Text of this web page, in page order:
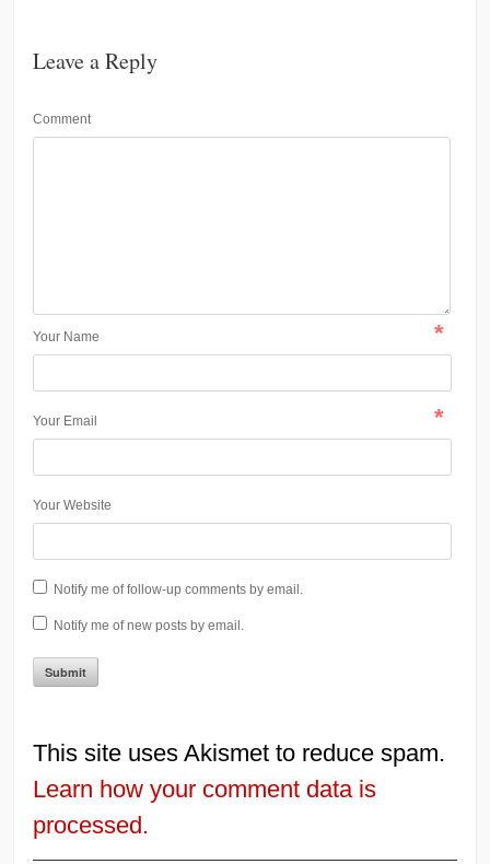
Leave a Reply
Comment
Your Name *
Your Email *
Your Website
Notify me of follow-up comments by email.
Notify me of new posts by email.
This site uses Akismet to reduce spam.
Learn how your comment data is
processed.